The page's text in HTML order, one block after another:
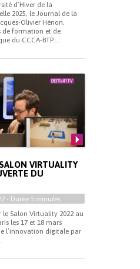
d’Hiver de la
2025, le Journal de la
Olivier Hénon,
de formation et de
du CCCA-BTP....
VIRTUALITY
DU
- Durée 5 minutes
le Salon Virtuality 2022 au
les 17 et 18 mars
l’innovation digitale par